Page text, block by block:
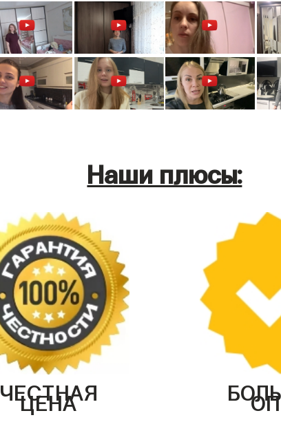
Наши плюсы:
ЧЕСТНАЯ
ЦЕНА